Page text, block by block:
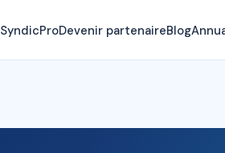
SyndicProDevenir partenaireBlog